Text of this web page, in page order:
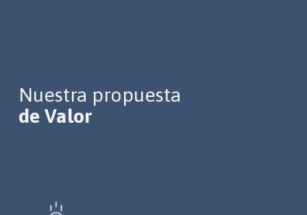
Nuestra propuesta
de Valor